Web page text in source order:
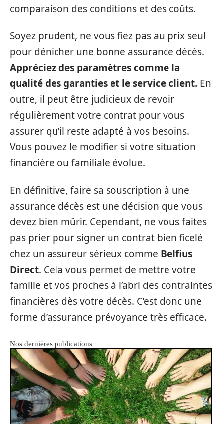
comparaison des conditions et des coûts.
Soyez prudent, ne vous fiez pas au prix seul
pour dénicher une bonne assurance décès.
Appréciez des paramètres comme la
qualité des garanties et le service client. En
outre, il peut être judicieux de revoir
régulièrement votre contrat pour vous
assurer qu’il reste adapté à vos besoins.
Vous pouvez le modifier si votre situation
financière ou familiale évolue.
En définitive, faire sa souscription à une
assurance décès est une décision que vous
devez bien mûrir. Cependant, ne vous faites
pas prier pour signer un contrat bien ficelé
chez un assureur sérieux comme Belfius
Direct. Cela vous permet de mettre votre
famille et vos proches à l’abri des contraintes
financières dès votre décès. C’est donc une
forme d’assurance prévoyance très efficace.
Nos dernières publications